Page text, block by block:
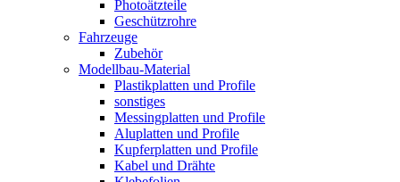
Photoätzteile
Geschützrohre
Fahrzeuge
Zubehör
Modellbau-Material
Plastikplatten und Profile
sonstiges
Messingplatten und Profile
Aluplatten und Profile
Kupferplatten und Profile
Kabel und Drähte